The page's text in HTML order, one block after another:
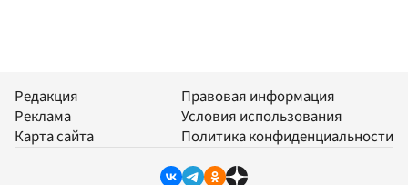
Редакция
Реклама
Карта сайта
Правовая информация
Условия использования
Политика конфиденциальности